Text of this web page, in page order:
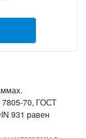
7805-70, ГОСТ
931 равен